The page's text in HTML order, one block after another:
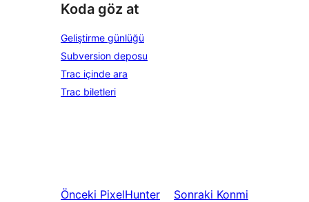
Koda göz at
Geliştirme günlüğü
Subversion deposu
Trac içinde ara
Trac biletleri
Önceki PixelHunter Sonraki Konmi